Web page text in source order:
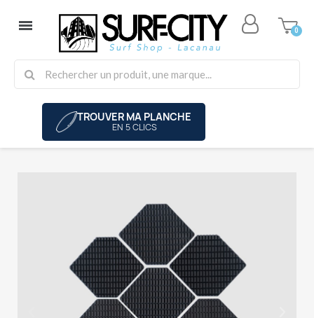
TROUVER MA PLANCHE
EN 5 CLICS